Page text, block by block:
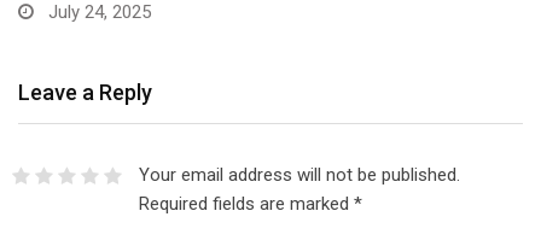
July 24, 2025
Leave a Reply
Your email address will not be published.
Required fields are marked *